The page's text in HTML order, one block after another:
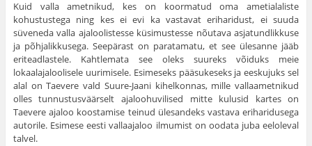
Kuid valla ametni­kud, kes on koormatud oma ametialaliste
kohustustega ning kes ei evi ka vastavat eriharidust, ei suuda
süveneda valla ajaloolistesse küsimus­tesse nõutava asjatundlikkuse
ja põhjalikkusega. Seepärast on parata­matu, et see ülesanne jääb
eriteadlastele. Kahtlemata see oleks suureks võiduks meie
lokaalajaloolisele uurimisele. Esimeseks pääsukeseks ja eeskujuks sel
alal on Taevere vald Suure-Jaani kihelkonnas, mille valla­ametnikud
olles tunnustusväärselt ajaloohuvilised mitte kulusid kartes on
Taevere ajaloo koostamise teinud ülesandeks vastava eriharidusega
auto­rile. Esimese eesti vallaajaloo ilmumist on oodata juba eeloleval
talvel.